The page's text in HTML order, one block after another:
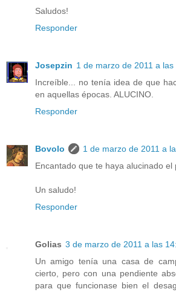
Saludos!
Responder
Josepzin 1 de marzo de 2011 a las
Increíble... no tenía idea de que
en aquellas épocas. ALUCINO.
Responder
Bovolo
1 de marzo de 2011 a
Encantado que te haya alucinado el
Un saludo!
Responder
Golias 3 de marzo de 2011 a las
Un amigo tenía una casa de
cierto, pero con una pendiente
para que funcionase bien el